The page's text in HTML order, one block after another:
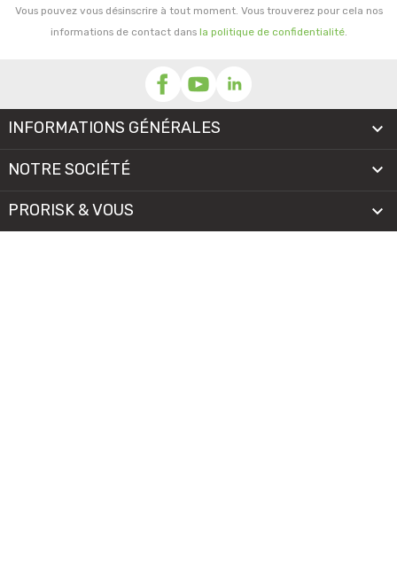
Vous pouvez vous désinscrire à tout moment. Vous trouverez pour cela nos
informations de contact dans la politique de confidentialité.
INFORMATIONS GÉNÉRALES 
NOTRE SOCIÉTÉ 
PRORISK & VOUS 